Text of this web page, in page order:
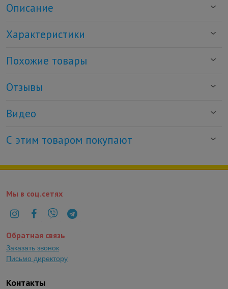
Описание
Характеристики
Похожие товары
Отзывы
Видео
С этим товаром покупают
Контакты
Мы в соц.сетях
Обратная связь
Заказать звонок
Письмо директору